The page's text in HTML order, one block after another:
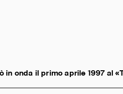
onda il primo aprile 1997 al